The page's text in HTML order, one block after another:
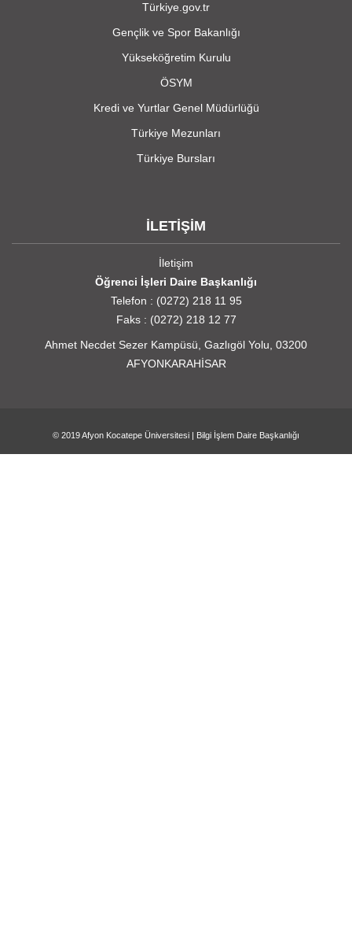
Türkiye.gov.tr
Gençlik ve Spor Bakanlığı
Yükseköğretim Kurulu
ÖSYM
Kredi ve Yurtlar Genel Müdürlüğü
Türkiye Mezunları
Türkiye Bursları
İLETİŞİM
İletişim
Öğrenci İşleri Daire Başkanlığı
Telefon : (0272) 218 11 95
Faks : (0272) 218 12 77
Ahmet Necdet Sezer Kampüsü, Gazlıgöl Yolu, 03200
AFYONKARAHİSAR
© 2019Afyon Kocatepe Üniversitesi | Bilgi İşlem Daire Başkanlığı